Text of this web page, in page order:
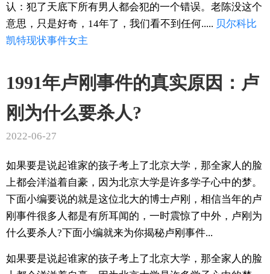
认：犯了天底下所有男人都会犯的一个错误。老陈没这个
意思，只是好奇，14年了，我们看不到任何..... 贝尔科比
凯特现状事件女主
1991年卢刚事件的真实原因：卢
刚为什么要杀人?
2022-06-27
如果要是说起谁家的孩子考上了北京大学，那全家人的脸
上都会洋溢着自豪，因为北京大学是许多学子心中的梦。
下面小编要说的就是这位北大的博士卢刚，相信当年的卢
刚事件很多人都是有所耳闻的，一时震惊了中外，卢刚为
什么要杀人?下面小编就来为你揭秘卢刚事件...
如果要是说起谁家的孩子考上了北京大学，那全家人的脸